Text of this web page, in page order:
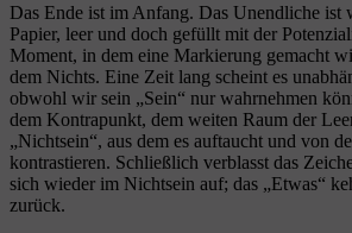
Das Ende ist im Anfang. Das Unendliche ist
Papier, leer und doch gefüllt mit der
Moment, in dem eine Markierung gemacht
dem Nichts. Eine Zeit lang scheint es
obwohl wir sein „Sein“ nur wahrnehmen
dem Kontrapunkt, dem weiten Raum der
„Nichtsein“, aus dem es auftaucht und von
kontrastieren. Schließlich verblasst das
sich wieder im Nichtsein auf; das „Etwas“
zurück.